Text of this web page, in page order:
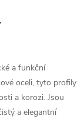
a funkční
oceli, tyto profily
a korozi. Jsou
a elegantní